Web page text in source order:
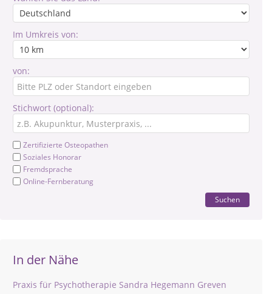
Im Umkreis von:
von:
Stichwort (optional):
Zertifizierte Osteopathen
Soziales Honorar
Fremdsprache
Online-Fernberatung
Suchen
In der Nähe
Praxis für Psychotherapie Sandra Hegemann Greven